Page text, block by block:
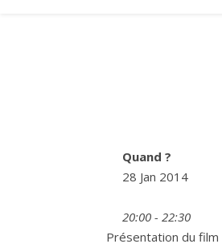
Quand ?
28 Jan 2014
20:00 - 22:30
Présentation du film